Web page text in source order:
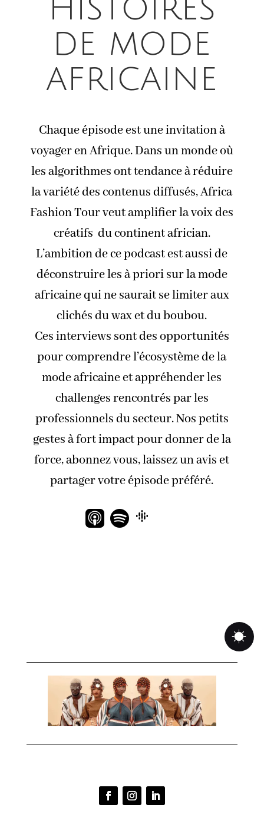
histoires
de mode
africaine
Chaque épisode est une invitation à
voyager en Afrique. Dans un monde où
les algorithmes ont tendance à réduire
la variété des contenus diffusés, Africa
Fashion Tour veut amplifier la voix des
créatifs du continent africian.
L’ambition de ce podcast est aussi de
déconstruire les à priori sur la mode
africaine qui ne saurait se limiter aux
clichés du wax et du boubou.
Ces interviews sont des opportunités
pour comprendre l’écosystème de la
mode africaine et appréhender les
challenges rencontrés par les
professionnels du secteur. Nos petits
gestes à fort impact pour donner de la
force, abonnez vous, laissez un avis et
partager votre épisode préféré.